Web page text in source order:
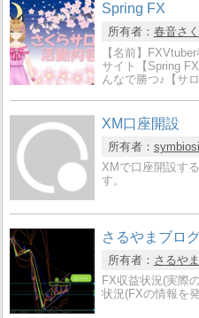
Spring FX
所有者： 春音さ
【名前】
サイト【Spring
んなで勝つ♪【サ
XM口座開設
所有者：
XMで口座開設す
す。
さるやまブロ
所有者： さるやま
FX収益状況(実際
状況(FXの情報を